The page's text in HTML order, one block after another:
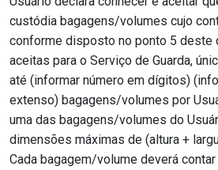
custódia bagagens/volumes cujo
conforme disposto no ponto 5 deste
aceitas para o Serviço de Guarda,
até (informar número em dígitos)
extenso) bagagens/volumes por
uma das bagagens/volumes do
dimensões máximas de (altura +
Cada bagagem/volume deverá